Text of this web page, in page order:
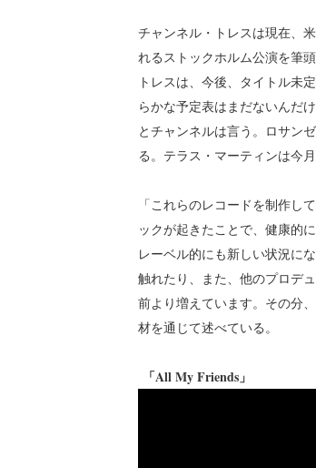
チャンネル・トレスは現在、
れるストックホルム公演を筆
トレスは、今後、タイトル未
らかな予定表はまだないんだ
とチャンネルは言う。ロサン
る。テラス・マーティンは今
「これらのレコードを制作し
ックが起きたことで、健康的
レーベル的にも新しい状況に
触れたり、また、他のプロデ
前より増えています。その分
材を通じて述べている。
「All My Friends」